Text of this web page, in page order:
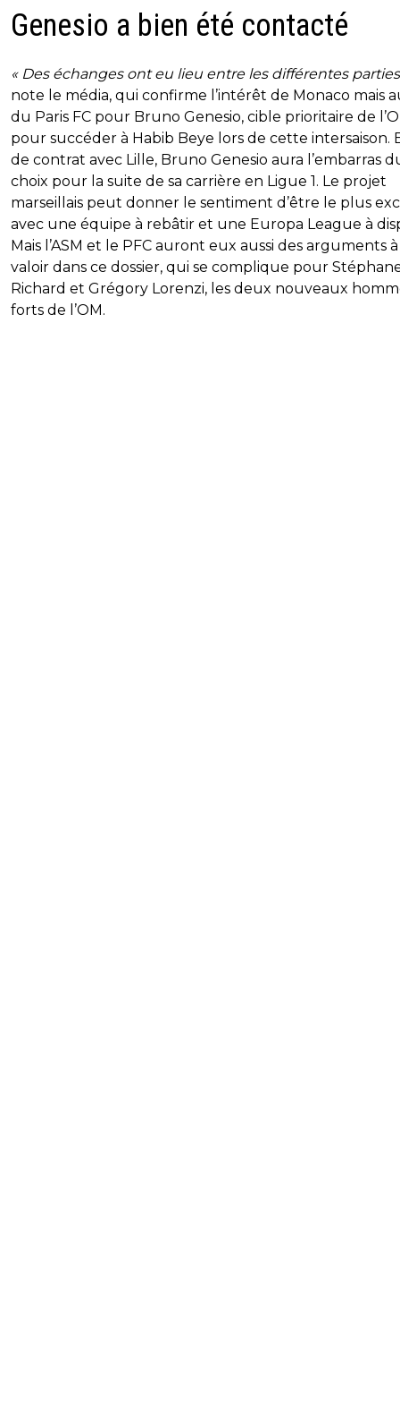
Genesio a bien été contacté
« Des échanges ont eu lieu entre les différentes
note le média, qui confirme l’intérêt de Monaco mais
du Paris FC pour Bruno Genesio, cible prioritaire de
pour succéder à Habib Beye lors de cette intersaison.
de contrat avec Lille, Bruno Genesio aura l’embarras
choix pour la suite de sa carrière en Ligue 1. Le projet
marseillais peut donner le sentiment d’être le plus
avec une équipe à rebâtir et une Europa League à
Mais l’ASM et le PFC auront eux aussi des arguments
valoir dans ce dossier, qui se complique pour
Richard et Grégory Lorenzi, les deux nouveaux
forts de l’OM.